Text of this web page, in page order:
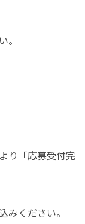
。
り「応募受付完
みください。